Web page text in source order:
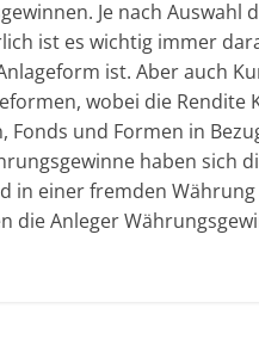
Je nach Auswahl
ist es wichtig immer
ist. Aber auch
wobei die
Fonds und Formen in
haben sich
in einer fremden
die Anleger